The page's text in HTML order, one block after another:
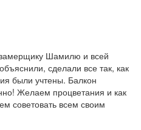
замерщику Шамилю и всей
сделали все так, как
были учтены. Балкон
Желаем процветания и как
советовать всем своим